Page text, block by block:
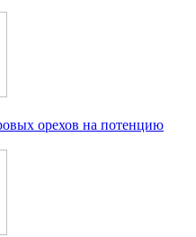
орехов на потенцию